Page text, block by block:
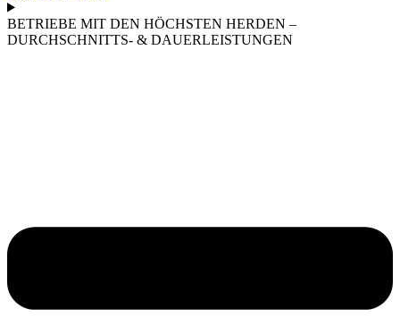
BETRIEBE MIT DEN HÖCHSTEN HERDEN –
DURCHSCHNITTS- & DAUERLEISTUNGEN